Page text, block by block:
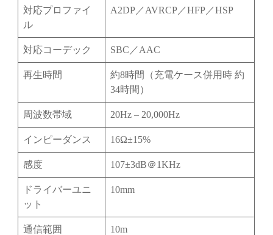
対応プロファイ
ル
A2DP／AVRCP／HFP／HSP
対応コーデック SBC／AAC
再生時間
約8時間（充電ケース併用時 約
34時間）
周波数帯域 20Hz – 20,000Hz
インピーダンス 16Ω±15%
感度 107±3dB＠1KHz
ドライバーユニ
ット
10mm
通信範囲 10m